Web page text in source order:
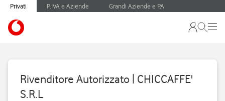
Privati P.IVA e Aziende Grandi Aziende e PA
Rivenditore Autorizzato | CHICCAFFE'
S.R.L